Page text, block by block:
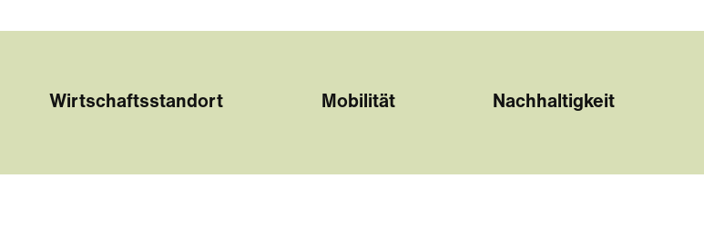
Wirtschaftsstandort Mobilität Nachhaltigkeit